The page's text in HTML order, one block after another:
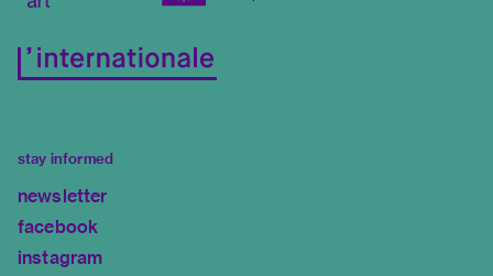
stay informed
newsletter
facebook
instagram